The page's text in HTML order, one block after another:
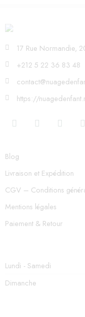
17 Rue Normandie,
+212 5 22 36 83 48
https://
Blog
Livraison et Expédition
CGV – Conditions
Mentions légales
Paiement & Retour
Lundi - Samedi
Dimanche